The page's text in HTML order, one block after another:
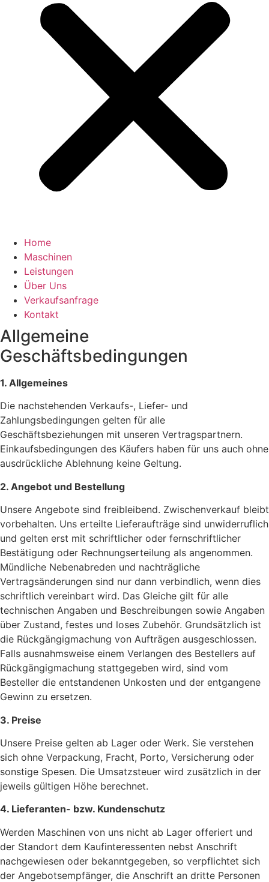
Home
Maschinen
Leistungen
Über Uns
Verkaufsanfrage
Kontakt
Allgemeine
Geschäftsbedingungen
1. Allgemeines
Die nachstehenden Verkaufs-, Liefer- und
Zahlungsbedingungen gelten für alle
Geschäftsbeziehungen mit unseren Vertragspartnern.
Einkaufsbedingungen des Käufers haben für uns auch ohne
ausdrückliche Ablehnung keine Geltung.
2. Angebot und Bestellung
Unsere Angebote sind freibleibend. Zwischenverkauf bleibt
vorbehalten. Uns erteilte Lieferaufträge sind unwiderruflich
und gelten erst mit schriftlicher oder fernschriftlicher
Bestätigung oder Rechnungserteilung als angenommen.
Mündliche Nebenabreden und nachträgliche
Vertragsänderungen sind nur dann verbindlich, wenn dies
schriftlich vereinbart wird. Das Gleiche gilt für alle
technischen Angaben und Beschreibungen sowie Angaben
über Zustand, festes und loses Zubehör. Grundsätzlich ist
die Rückgängigmachung von Aufträgen ausgeschlossen.
Falls ausnahmsweise einem Verlangen des Bestellers auf
Rückgängigmachung stattgegeben wird, sind vom
Besteller die entstandenen Unkosten und der entgangene
Gewinn zu ersetzen.
3. Preise
Unsere Preise gelten ab Lager oder Werk. Sie verstehen
sich ohne Verpackung, Fracht, Porto, Versicherung oder
sonstige Spesen. Die Umsatzsteuer wird zusätzlich in der
jeweils gültigen Höhe berechnet.
4. Lieferanten- bzw. Kundenschutz
Werden Maschinen von uns nicht ab Lager offeriert und
der Standort dem Kaufinteressenten nebst Anschrift
nachgewiesen oder bekanntgegeben, so verpflichtet sich
der Angebotsempfänger, die Anschrift an dritte Personen